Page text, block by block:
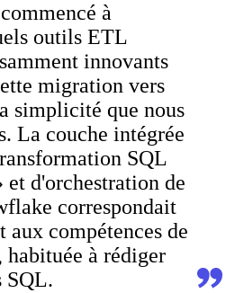
à
outils ETL
innovants
migration vers
simplicité que nous
La couche intégrée
SQL
et d'orchestration de
correspondait
aux compétences de
habituée à rédiger
SQL.